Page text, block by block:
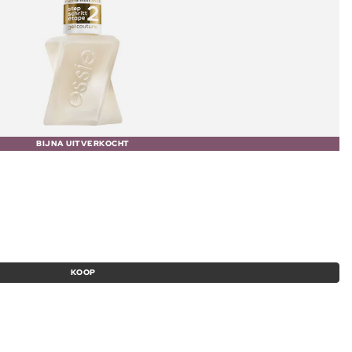
BIJNA UITVERKOCHT
KOOP